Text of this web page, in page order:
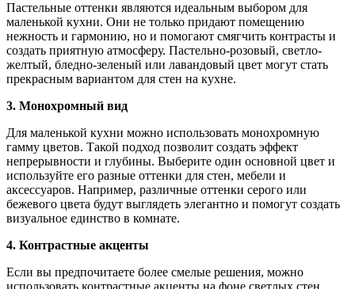
Пастельные оттенки являются идеальным выбором для
маленькой кухни. Они не только придают помещению
нежность и гармонию, но и помогают смягчить контрасты и
создать приятную атмосферу. Пастельно-розовый, светло-
желтый, бледно-зеленый или лавандовый цвет могут стать
прекрасным вариантом для стен на кухне.
3. Монохромный вид
Для маленькой кухни можно использовать монохромную
гамму цветов. Такой подход позволит создать эффект
непрерывности и глубины. Выберите один основной цвет и
используйте его разные оттенки для стен, мебели и
аксессуаров. Например, различные оттенки серого или
бежевого цвета будут выглядеть элегантно и помогут создать
визуальное единство в комнате.
4. Контрастные акценты
Если вы предпочитаете более смелые решения, можно